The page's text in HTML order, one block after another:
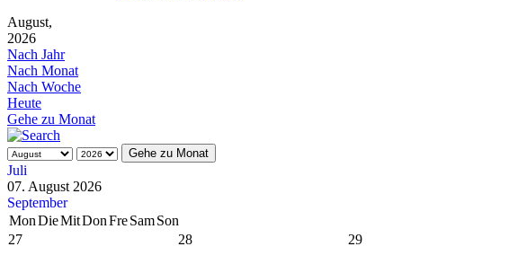
August,
2026
Nach Jahr
Nach Monat
Nach Woche
Heute
Gehe zu Monat
Gehe zu Monat
Juli
07. August 2026
September
MonDieMitDonFreSamSon
27
28 29